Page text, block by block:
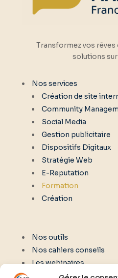
Transformez vos rêves
solutions
Nos services
Création de site
Community
Social Media
Gestion publicitaire
Dispositifs Digitaux
Stratégie Web
E-Reputation
Formation
Création
Nos outils
Nos cahiers conseils
Les webinaires